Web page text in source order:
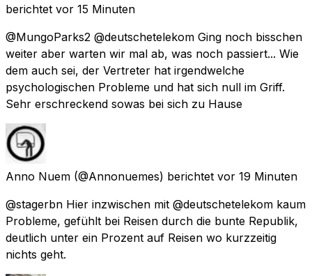
berichtet vor 15 Minuten
@MungoParks2 @deutschetelekom Ging noch bisschen
weiter aber warten wir mal ab, was noch passiert... Wie
dem auch sei, der Vertreter hat irgendwelche
psychologischen Probleme und hat sich null im Griff.
Sehr erschreckend sowas bei sich zu Hause
Anno Nuem (@Annonuemes) berichtet vor 19 Minuten
@stagerbn Hier inzwischen mit @deutschetelekom kaum
Probleme, gefühlt bei Reisen durch die bunte Republik,
deutlich unter ein Prozent auf Reisen wo kurzzeitig
nichts geht.